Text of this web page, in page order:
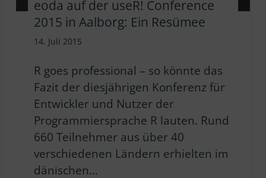
eoda auf der useR! Conference
2015 in Aalborg: Ein Resümee
14. Juli 2015
R goes professional – so könnte das
Fazit der diesjährigen Konferenz für
Entwickler und Nutzer der
Programmiersprache R lauten. Rund
660 Teilnehmer aus über 40
verschiedenen Ländern erhielten im
dänischen…